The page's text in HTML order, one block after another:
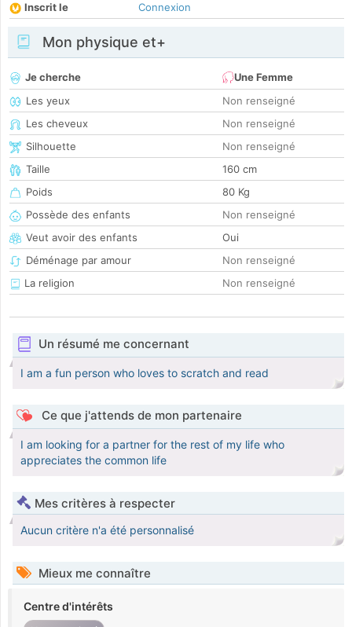
Inscrit le
Connexion
Mon physique et+
Je cherche
Une Femme
Les yeux
Non renseigné
Les cheveux
Non renseigné
Silhouette
Non renseigné
Taille
160 cm
Poids
80 Kg
Possède des enfants
Non renseigné
Veut avoir des enfants
Oui
Déménage par amour
Non renseigné
La religion
Non renseigné
Un résumé me concernant
I am a fun person who loves to scratch and read
Ce que j'attends de mon partenaire
I am looking for a partner for the rest of my life who
appreciates the common life
Mes critères à respecter
Aucun critère n'a été personnalisé
Mieux me connaître
Centre d'intérêts